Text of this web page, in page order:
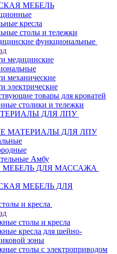
МЕБЕЛЬ
кресла
столы и тележки
функциональные
медицинские
механические
электрические
товары для кроватей
столики и тележки
ДЛЯ ЛПУ
МАТЕРИАЛЫ ДЛЯ ЛПУ
Амбу
ДЛЯ МАССАЖА
МЕБЕЛЬ ДЛЯ
и кресла
столы и кресла
кресла для шейно-
зоны
столы с электроприводом